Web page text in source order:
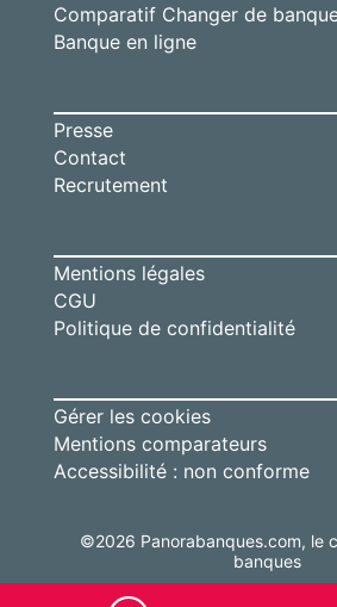
Comparatif Changer de
Banque en ligne
Presse
Contact
Recrutement
Mentions légales
CGU
Politique de confidentialité
Gérer les cookies
Mentions comparateurs
Accessibilité : non conforme
©2026 Panorabanques.com, le
banques